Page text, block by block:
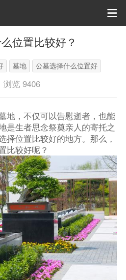
位置比较好？
墓地 公墓选择什么位置好
浏览 9406
地，不仅可以告慰逝者，也能
是生者思念祭奠亲人的寄托之
择位置比较好的地方。那么，
比较好呢？